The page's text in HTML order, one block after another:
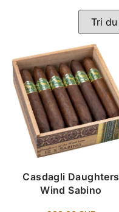
Casdagli Daughters
Wind Sabino